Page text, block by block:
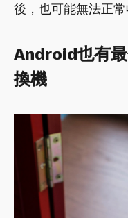
後，也可能無法正常
Android也有
換機